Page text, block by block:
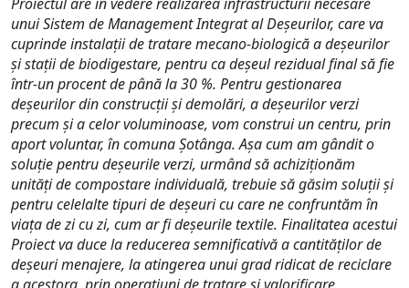
unui Sistem de Management Integrat al Deșeurilor, care va
cuprinde instalații de tratare mecano-biologică a deșeurilor
și stații de biodigestare, pentru ca deșeul rezidual final să fie
într-un procent de până la 30 %. Pentru gestionarea
deșeurilor din construcții și demolări, a deșeurilor verzi
precum și a celor voluminoase, vom construi un centru, prin
aport voluntar, în comuna Șotânga. Așa cum am gândit o
soluție pentru deșeurile verzi, urmând să achiziționăm
unități de compostare individuală, trebuie să găsim soluții și
pentru celelalte tipuri de deșeuri cu care ne confruntăm în
viața de zi cu zi, cum ar fi deșeurile textile. Finalitatea acestui
Proiect va duce la reducerea semnificativă a cantităților de
deșeuri menajere, la atingerea unui grad ridicat de reciclare